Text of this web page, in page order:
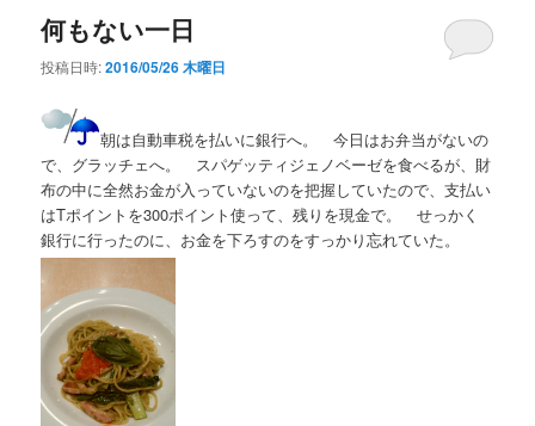
何もない一日
投稿日時:2016/05/26 木曜日
朝は自動車税を払いに銀行へ。 今日はお弁当がないの
で、グラッチェへ。 スパゲッティジェノベーゼを食べるが、財
布の中に全然お金が入っていないのを把握していたので、支払い
はTポイントを300ポイント使って、残りを現金で。 せっかく
銀行に行ったのに、お金を下ろすのをすっかり忘れていた。